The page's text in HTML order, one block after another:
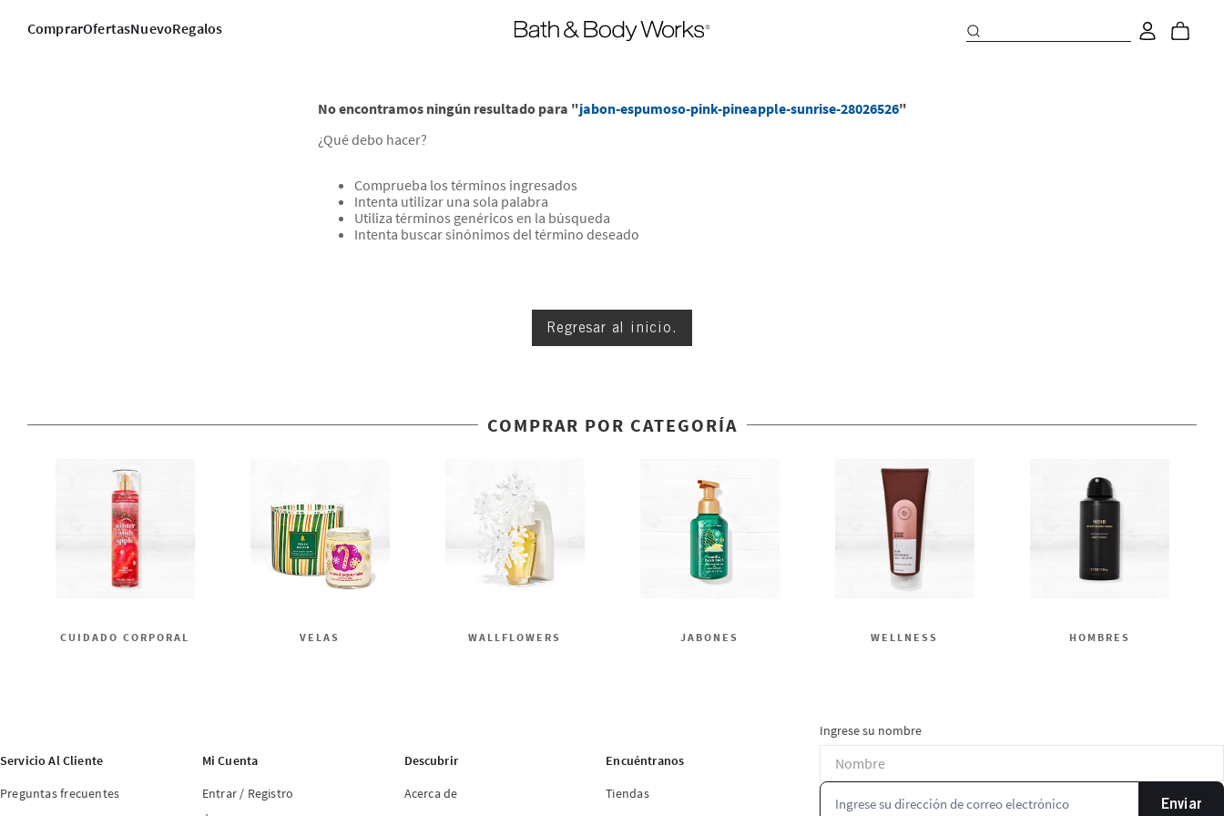
ComprarOfertasNuevoRegalos
No encontramos ningún resultado para "jabon-espumoso-pink-pineapple-sunrise-28026526"
¿Qué debo hacer?
Comprueba los términos ingresados
Intenta utilizar una sola palabra
Utiliza términos genéricos en la búsqueda
Intenta buscar sinónimos del término deseado
Regresar al inicio.
COMPRAR POR CATEGORÍA
CUIDADO CORPORAL VELAS WALLFLOWERS JABONES WELLNESS HOMBRES
Servicio Al Cliente
Preguntas frecuentes
Mi Cuenta
Entrar / Registro
Descubrir
Acerca de
Encuéntranos
Tiendas
Ingrese su nombre
Enviar